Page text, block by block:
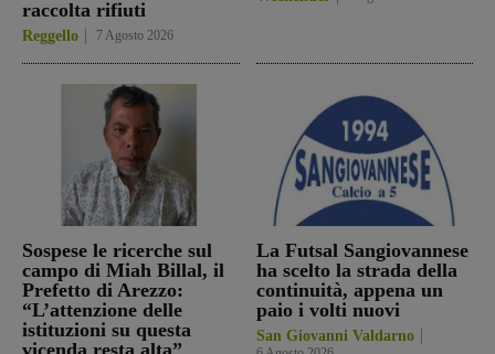
raccolta rifiuti
Reggello 7 Agosto 2026
Sospese le ricerche sul
campo di Miah Billal, il
Prefetto di Arezzo:
“L’attenzione delle
istituzioni su questa
La Futsal Sangiovannese
ha scelto la strada della
continuità, appena un
paio i volti nuovi
San Giovanni Valdarno